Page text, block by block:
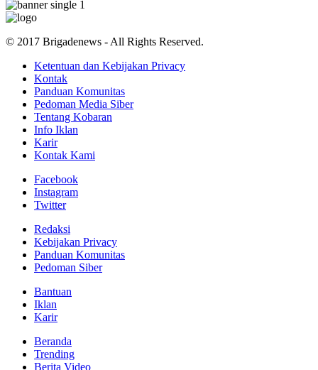
© 2017 Brigadenews - All Rights Reserved.
Ketentuan dan Kebijakan Privacy
Kontak
Panduan Komunitas
Pedoman Media Siber
Tentang Kobaran
Info Iklan
Karir
Kontak Kami
Facebook
Instagram
Twitter
Redaksi
Kebijakan Privacy
Panduan Komunitas
Pedoman Siber
Bantuan
Iklan
Karir
Beranda
Trending
Berita Video